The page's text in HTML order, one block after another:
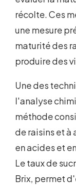
récolte. Ces
une mesure
maturité des
produire des
Une des
l'analyse
méthode
de raisins et à
en acides et
Le taux de
Brix, permet